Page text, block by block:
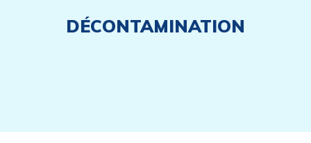
DÉCONTAMINATION